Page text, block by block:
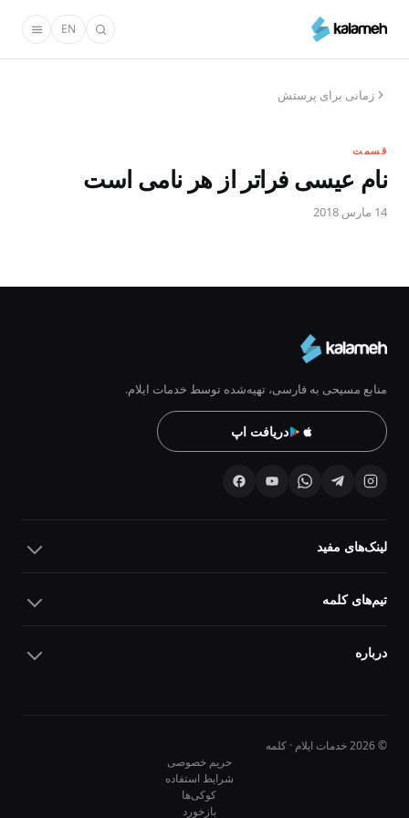
محتوای
EN
زمانی برای پرستش
قسمت
نام عیسی فراتر از هر نامی است
14 مارس 2018
منابع مسیحی به فارسی، تهیه‌شده توسط خدمات ایلام.
دریافت اپ
لینک‌های مفید
تیم‌های کلمه
درباره
© 2026 خدمات ایلام · کلمه
حریم خصوصی
شرایط استفاده
کوکی‌ها
بازخورد
10